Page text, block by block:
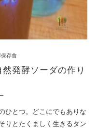
存食
発酵ソーダの作り
ひとつ。どこにでもありな
りとたくましく生きるタン